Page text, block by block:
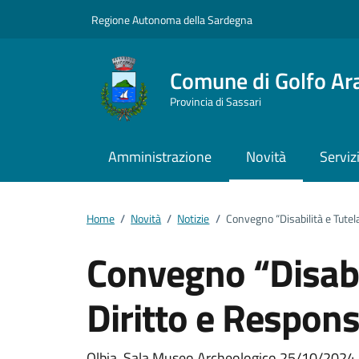
Regione Autonoma della Sardegna
Comune di Golfo
Provincia di Sassari
Amministrazione Novità Servizi
Home / Novità / Notizie / Convegno “Disabilità e
Convegno
Diritto e